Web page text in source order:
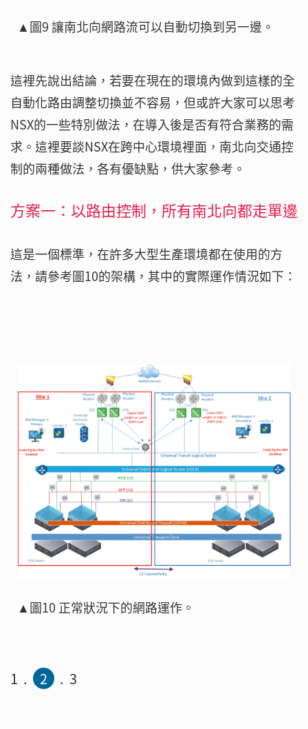
▲圖9 讓南北向網路流可以自動切換到另一邊。
這裡先說出結論，若要在現在的環境內做到這樣的全
自動化路由調整切換並不容易，但或許大家可以思考
NSX的一些特別做法，在導入後是否有符合業務的需
求。這裡要談NSX在跨中心環境裡面，南北向交通控
制的兩種做法，各有優缺點，供大家參考。
方案一：以路由控制，所有南北向都走單邊
這是一個標準，在許多大型生產環境都在使用的方
法，請參考圖10的架構，其中的實際運作情況如下：
▲圖10 正常狀況下的網路運作。
1 2 3